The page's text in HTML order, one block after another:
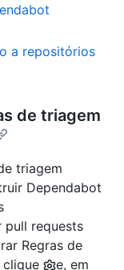
a repositórios
de triagem
triagem
Dependabot
pull requests
Regras de
e, em